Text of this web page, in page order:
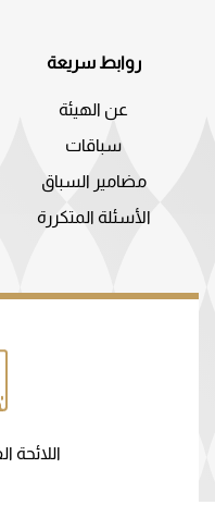
روابط سريعة
عن الهيئة
سباقات
مضامير السباق
الأسئلة المتكررة
اللائحة